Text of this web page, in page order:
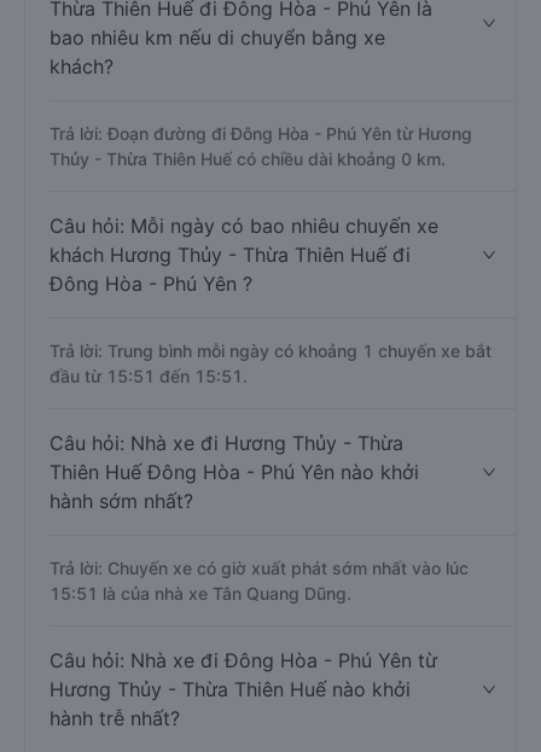
Thừa Thiên Huế đi Đông Hòa - Phú Yên là
bao nhiêu km nếu di chuyển bằng xe
khách?
Trả lời: Đoạn đường đi Đông Hòa - Phú Yên từ Hương
Thủy - Thừa Thiên Huế có chiều dài khoảng 0 km.
Câu hỏi: Mỗi ngày có bao nhiêu chuyến xe
khách Hương Thủy - Thừa Thiên Huế đi
Đông Hòa - Phú Yên ?
Trả lời: Trung bình mỗi ngày có khoảng 1 chuyến xe bắt
đầu từ 15:51 đến 15:51.
Câu hỏi: Nhà xe đi Hương Thủy - Thừa
Thiên Huế Đông Hòa - Phú Yên nào khởi
hành sớm nhất?
Trả lời: Chuyến xe có giờ xuất phát sớm nhất vào lúc
15:51 là của nhà xe Tân Quang Dũng.
Câu hỏi: Nhà xe đi Đông Hòa - Phú Yên từ
Hương Thủy - Thừa Thiên Huế nào khởi
hành trễ nhất?